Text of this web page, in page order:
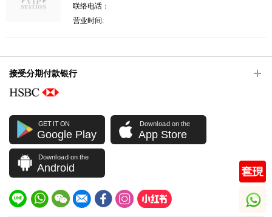
联络电话：
营业时间:
接受分期付款银行
GET IT ON
Google Play
Download on the
App Store
Download on the
Android